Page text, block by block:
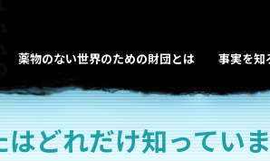
薬物のない世界のための財団とは 事実を知
はどれだけ知ってい